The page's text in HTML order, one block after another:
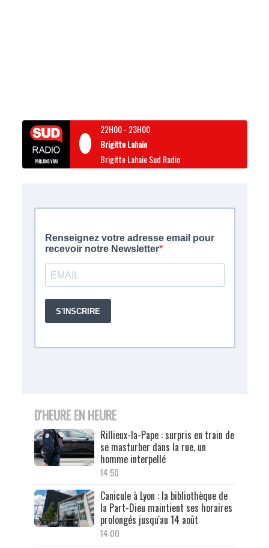
22H00- 23H00
Brigitte Lahaie
Brigitte Lahaie Sud Radio
D'HEURE EN HEURE
Rillieux-la-Pape : surpris en train de
se masturber dans la rue, un
homme interpellé
14:50
Canicule à Lyon : la bibliothèque de
la Part-Dieu maintient ses horaires
prolongés jusqu'au 14 août
14:00